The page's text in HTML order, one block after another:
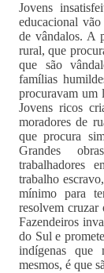
Jovens
educacional
de vândalos. A
rural, que
que são
famílias
procuravam um
Jovens ricos
moradores de
que procura
Grandes
trabalhadores
trabalho
mínimo para
resolvem cruzar
Fazendeiros
do Sul e
indígenas que
mesmos, é que